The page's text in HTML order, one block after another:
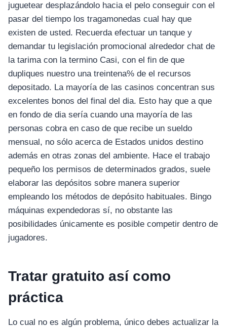
juguetear desplazándolo hacia el pelo conseguir con el
pasar del tiempo los tragamonedas cual hay que
existen de usted. Recuerda efectuar un tanque y
demandar tu legislación promocional alrededor chat de
la tarima con la termino Casi, con el fin de que
dupliques nuestro una treintena% de el recursos
depositado. La mayoría de las casinos concentran sus
excelentes bonos del final del dia. Esto hay que a que
en fondo de dia serí­a cuando una mayoría de las
personas cobra en caso de que recibe un sueldo
mensual, no sólo acerca de Estados unidos destino
además en otras zonas del ambiente. Hace el trabajo
pequeño los permisos de determinados grados, suele
elaborar las depósitos sobre manera superior
empleando los métodos de depósito habituales. Bingo
máquinas expendedoras sí, no obstante las
posibilidades únicamente es posible competir dentro de
jugadores.
Tratar gratuito así­ como
práctica
Lo cual no es algún problema, único debes actualizar la